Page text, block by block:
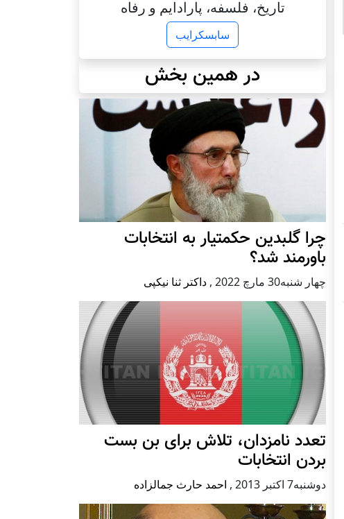
تاریخ، فلسفه، پارادایم و رفاه
سابسکرایب
در همین بخش
چرا گلبدین حکمتیار به انتخابات
باورمند شد؟
چهار شنبه30 مارچ 2022 , داکتر ثنا نیکپی
تعدد نامزدان، تلاش برای بن بست
بردن انتخابات
دوشنبه7 اكتبر 2013 , احمد حارث جمالزاده